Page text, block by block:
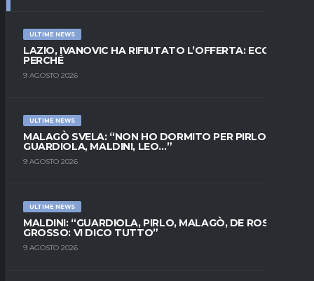
ULTIME NEWS
LAZIO, IVANOVIC HA RIFIUTATO L’OFFERTA: ECCO
PERCHÉ
9 AGOSTO 2026
ULTIME NEWS
MALAGÒ SVELA: “NON HO DORMITO PER PIRLO.
GUARDIOLA, MALDINI, LEO…”
9 AGOSTO 2026
ULTIME NEWS
MALDINI: “GUARDIOLA, PIRLO, MALAGÒ, DE ROSSI E
GROSSO: VI DICO TUTTO”
9 AGOSTO 2026